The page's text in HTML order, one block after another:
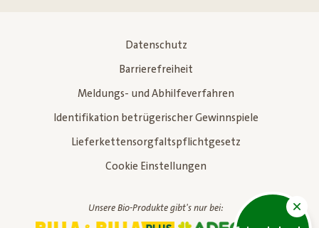
Datenschutz
Barrierefreiheit
Meldungs- und Abhilfeverfahren
Identifikation betrügerischer Gewinnspiele
Lieferkettensorgfaltspflichtgesetz
Cookie Einstellungen
Unsere Bio-Produkte gibt's nur bei: